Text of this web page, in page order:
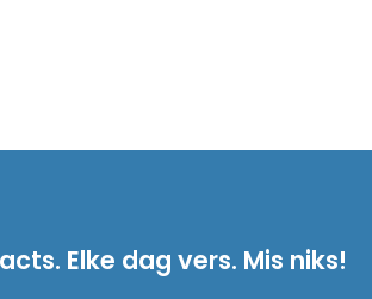
Elke dag vers. Mis niks!